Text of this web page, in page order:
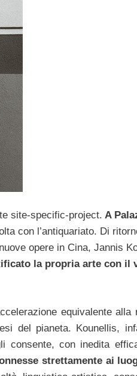
site-specific-project. A
con l’antiquariato. Di
opere in Cina, Jannis
la propria arte con il
equivalente alla
del pianeta. Kounellis,
consente, con inedita
strettamente ai